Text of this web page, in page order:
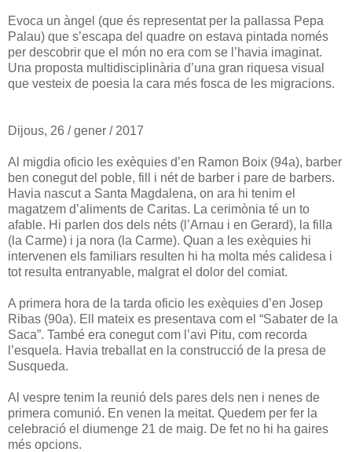
Evoca un àngel (que és representat per la pallassa Pepa
Palau) que s’escapa del quadre on estava pintada només
per descobrir que el món no era com se l’havia imaginat.
Una proposta multidisciplinària d’una gran riquesa visual
que vesteix de poesia la cara més fosca de les migracions.
Dijous, 26 / gener / 2017
Al migdia oficio les exèquies d’en Ramon Boix (94a), barber
ben conegut del poble, fill i nét de barber i pare de barbers.
Havia nascut a Santa Magdalena, on ara hi tenim el
magatzem d’aliments de Caritas. La cerimònia té un to
afable. Hi parlen dos dels néts (l’Arnau i en Gerard), la filla
(la Carme) i ja nora (la Carme). Quan a les exèquies hi
intervenen els familiars resulten hi ha molta més calidesa i
tot resulta entranyable, malgrat el dolor del comiat.
A primera hora de la tarda oficio les exèquies d’en Josep
Ribas (90a). Ell mateix es presentava com el “Sabater de la
Saca”. També era conegut com l’avi Pitu, com recorda
l’esquela. Havia treballat en la construcció de la presa de
Susqueda.
Al vespre tenim la reunió dels pares dels nen i nenes de
primera comunió. En venen la meitat. Quedem per fer la
celebració el diumenge 21 de maig. De fet no hi ha gaires
més opcions.